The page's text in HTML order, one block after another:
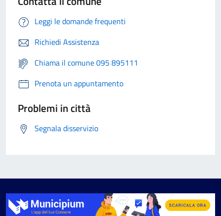
Leggi le domande frequenti
Richiedi Assistenza
Chiama il comune 095 895111
Prenota un appuntamento
Problemi in città
Segnala disservizio